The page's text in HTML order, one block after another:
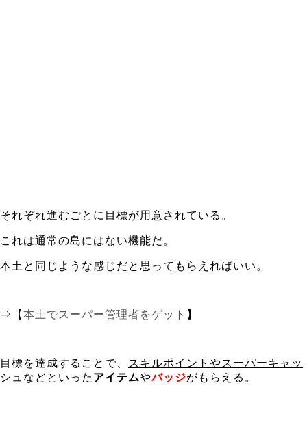
それぞれ進むごとに目標が用意されている。
これは通常の島にはない機能だ。
本土と同じような感じだと思ってもらえればいい。
⇒【 本土でスーパー管理者をゲット 】
目標を達成することで、
スキルポイントやスーパーキャッ
シュなどといった アイテムやバッジがもらえる。